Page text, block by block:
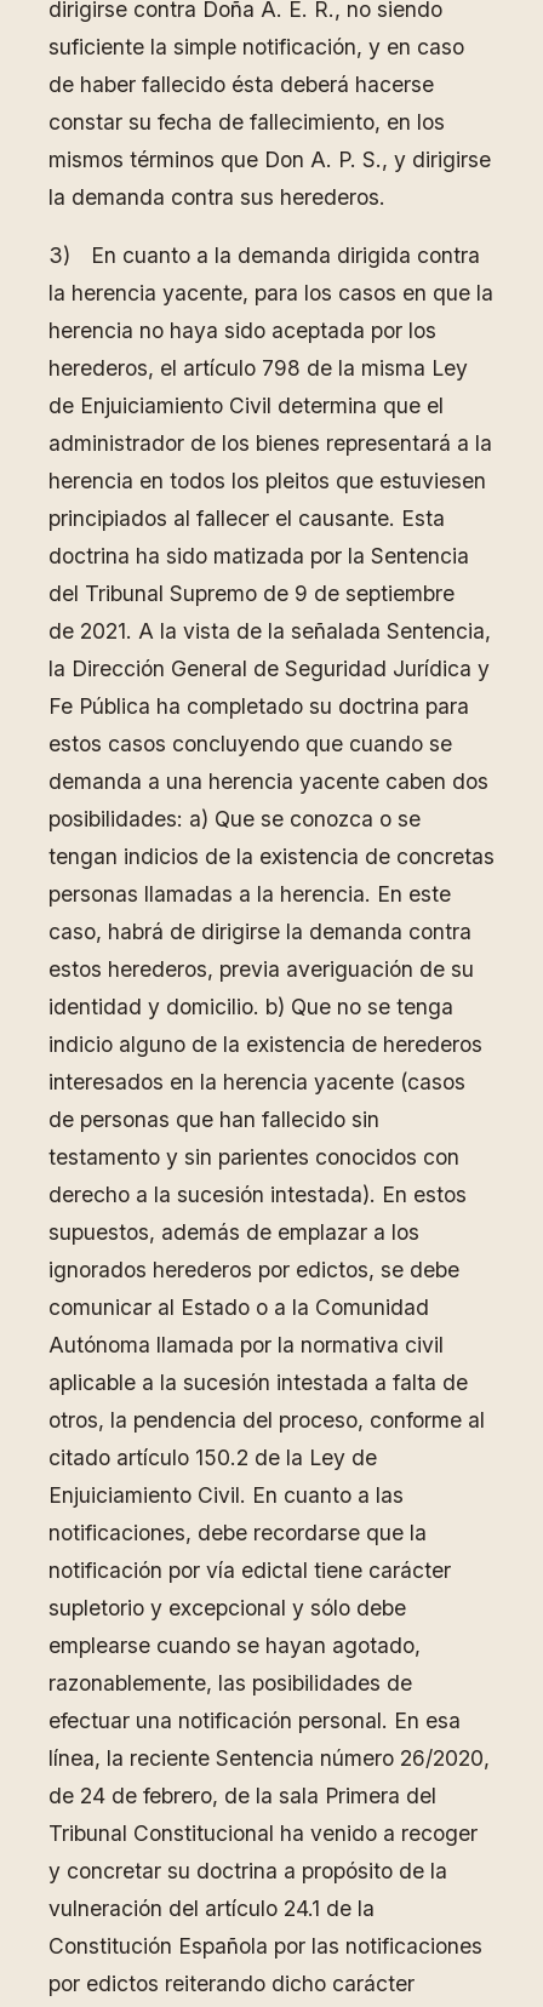
dirigirse contra Doña A. E. R., no siendo
suficiente la simple notificación, y en caso
de haber fallecido ésta deberá hacerse
constar su fecha de fallecimiento, en los
mismos términos que Don A. P. S., y dirigirse
la demanda contra sus herederos.
3) En cuanto a la demanda dirigida contra
la herencia yacente, para los casos en que la
herencia no haya sido aceptada por los
herederos, el artículo 798 de la misma Ley
de Enjuiciamiento Civil determina que el
administrador de los bienes representará a la
herencia en todos los pleitos que estuviesen
principiados al fallecer el causante. Esta
doctrina ha sido matizada por la Sentencia
del Tribunal Supremo de 9 de septiembre
de 2021. A la vista de la señalada Sentencia,
la Dirección General de Seguridad Jurídica y
Fe Pública ha completado su doctrina para
estos casos concluyendo que cuando se
demanda a una herencia yacente caben dos
posibilidades: a) Que se conozca o se
tengan indicios de la existencia de concretas
personas llamadas a la herencia. En este
caso, habrá de dirigirse la demanda contra
estos herederos, previa averiguación de su
identidad y domicilio. b) Que no se tenga
indicio alguno de la existencia de herederos
interesados en la herencia yacente (casos
de personas que han fallecido sin
testamento y sin parientes conocidos con
derecho a la sucesión intestada). En estos
supuestos, además de emplazar a los
ignorados herederos por edictos, se debe
comunicar al Estado o a la Comunidad
Autónoma llamada por la normativa civil
aplicable a la sucesión intestada a falta de
otros, la pendencia del proceso, conforme al
citado artículo 150.2 de la Ley de
Enjuiciamiento Civil. En cuanto a las
notificaciones, debe recordarse que la
notificación por vía edictal tiene carácter
supletorio y excepcional y sólo debe
emplearse cuando se hayan agotado,
razonablemente, las posibilidades de
efectuar una notificación personal. En esa
línea, la reciente Sentencia número 26/2020,
de 24 de febrero, de la sala Primera del
Tribunal Constitucional ha venido a recoger
y concretar su doctrina a propósito de la
vulneración del artículo 24.1 de la
Constitución Española por las notificaciones
por edictos reiterando dicho carácter